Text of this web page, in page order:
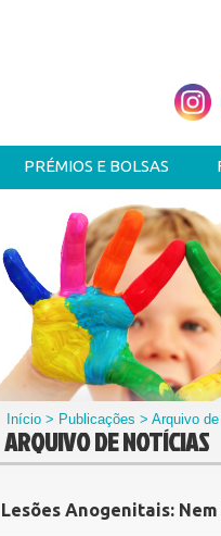
PRÉMIOS E BOLSAS
Início > Publicações > Arquivo
ARQUIVO DE NOTÍCIAS
Lesões Anogenitais: